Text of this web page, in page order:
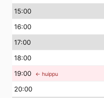
15:00
16:00
17:00
18:00
19:00 ← huippu
20:00